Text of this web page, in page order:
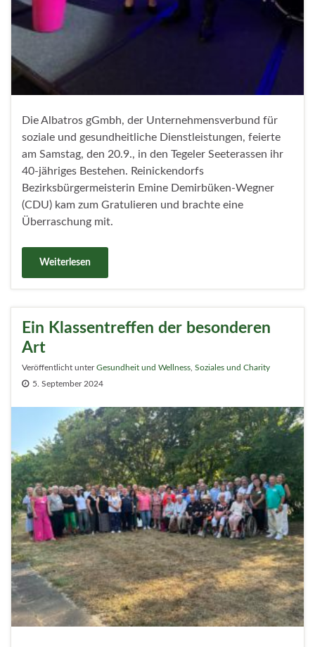
Die Albatros gGmbh, der Unternehmensverbund für
soziale und gesundheitliche Dienstleistungen, feierte
am Samstag, den 20.9., in den Tegeler Seeterassen ihr
40-jähriges Bestehen. Reinickendorfs
Bezirksbürgermeisterin Emine Demirbüken-Wegner
(CDU) kam zum Gratulieren und brachte eine
Überraschung mit.
Weiterlesen
Ein Klassentreffen der besonderen
Art
Veröffentlicht unterGesundheit und Wellness, Soziales und Charity
5. September 2024